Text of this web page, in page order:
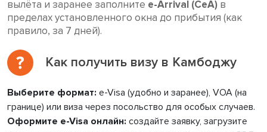
вылёта и заранее заполните e-Arrival (CeA) в
пределах установленного окна до прибытия (как
правило, за 7 дней).
Как получить визу в Камбоджу
Выберите формат: e-Visa (удобно и заранее), VOA (на
границе) или виза через посольство для особых случаев.
Оформите e-Visa онлайн: создайте заявку, загрузите